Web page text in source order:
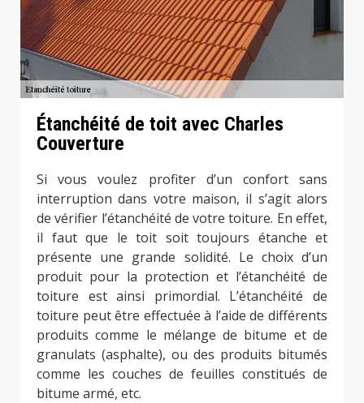
Étanchéité de toit avec Charles
Couverture
Si vous voulez profiter d’un confort sans
interruption dans votre maison, il s’agit alors
de vérifier l’étanchéité de votre toiture. En effet,
il faut que le toit soit toujours étanche et
présente une grande solidité. Le choix d’un
produit pour la protection et l’étanchéité de
toiture est ainsi primordial. L’étanchéité de
toiture peut être effectuée à l’aide de différents
produits comme le mélange de bitume et de
granulats (asphalte), ou des produits bitumés
comme les couches de feuilles constitués de
bitume armé, etc.